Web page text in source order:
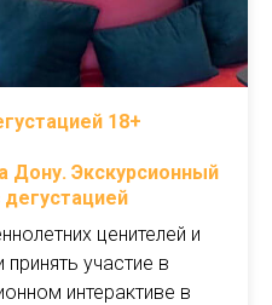
18+
Дону. Экскурсионный
дегустацией
ценителей и
участие в
интерактиве в